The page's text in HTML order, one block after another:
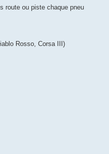
route ou piste chaque pneu
Rosso, Corsa III)